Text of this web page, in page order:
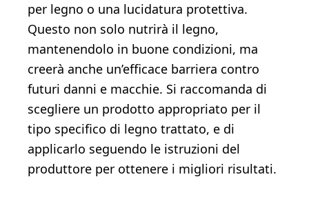
per legno o una lucidatura protettiva.
Questo non solo nutrirà il legno,
mantenendolo in buone condizioni, ma
creerà anche un’efficace barriera contro
futuri danni e macchie. Si raccomanda di
scegliere un prodotto appropriato per il
tipo specifico di legno trattato, e di
applicarlo seguendo le istruzioni del
produttore per ottenere i migliori risultati.